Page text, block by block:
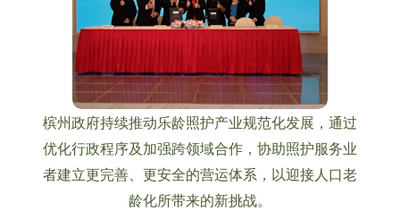
槟州政府持续推动乐龄照护产业规范化发展，通过
优化行政程序及加强跨领域合作，协助照护服务业
者建立更完善、更安全的营运体系，以迎接人口老
龄化所带来的新挑战。